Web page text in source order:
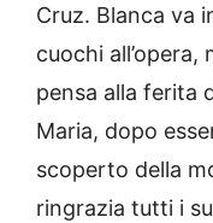
Cruz. Blanca va
cuochi all’opera,
pensa alla ferita
Maria, dopo
scoperto della
ringrazia tutti i